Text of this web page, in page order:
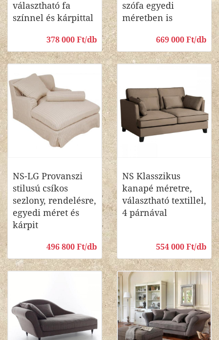
választható fa
színnel és kárpittal
378 000 Ft/db
szófa egyedi
méretben is
669 000 Ft/db
NS-LG Provanszi
stilusú csíkos
sezlony, rendelésre,
egyedi méret és
kárpit
496 800 Ft/db
NS Klasszikus
kanapé méretre,
választható textillel,
4 párnával
554 000 Ft/db